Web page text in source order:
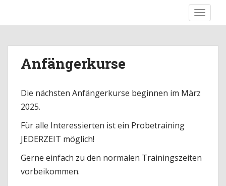
i
Anfängerkurse
Die nächsten Anfängerkurse beginnen im März
2025.
Für alle Interessierten ist ein Probetraining
JEDERZEIT möglich!
Gerne einfach zu den normalen Trainingszeiten
vorbeikommen.